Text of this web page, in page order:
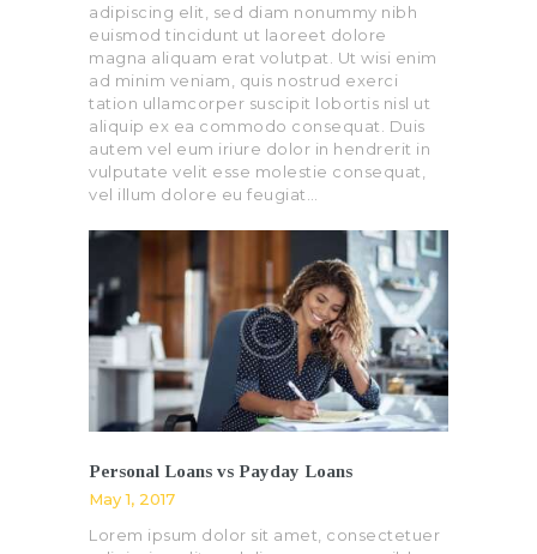
adipiscing elit, sed diam nonummy nibh
euismod tincidunt ut laoreet dolore
magna aliquam erat volutpat. Ut wisi enim
ad minim veniam, quis nostrud exerci
tation ullamcorper suscipit lobortis nisl ut
aliquip ex ea commodo consequat. Duis
autem vel eum iriure dolor in hendrerit in
vulputate velit esse molestie consequat,
vel illum dolore eu feugiat…
Personal Loans vs Payday Loans
May 1, 2017
Lorem ipsum dolor sit amet, consectetuer